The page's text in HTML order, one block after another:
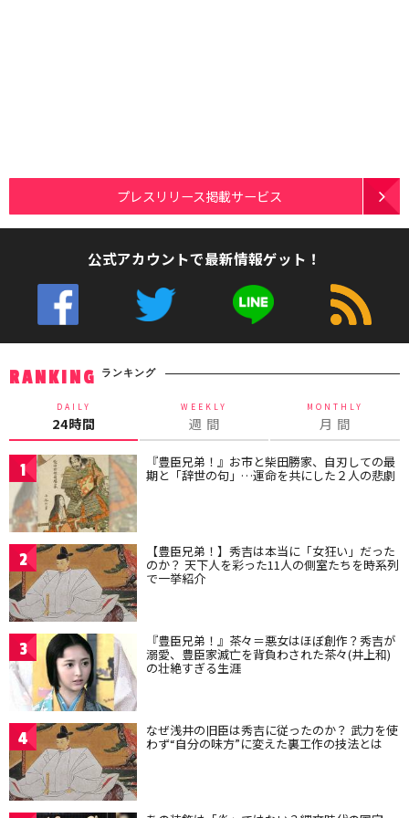
プレスリリース掲載サービス
公式アカウントで最新情報ゲット！
RANKING ランキング
DAILY
24時間
WEEKLY
週 間
MONTHLY
月 間
1 『豊臣兄弟！』お市と柴田勝家、自刃しての最
期と「辞世の句」…運命を共にした２人の悲劇
2 【豊臣兄弟！】秀吉は本当に「女狂い」だった
のか？ 天下人を彩った11人の側室たちを時系列
で一挙紹介
3 『豊臣兄弟！』茶々＝悪女はほぼ創作？秀吉が
溺愛、豊臣家滅亡を背負わされた茶々(井上和)
の壮絶すぎる生涯
4 なぜ浅井の旧臣は秀吉に従ったのか？ 武力を使
わず“自分の味方”に変えた裏工作の技法とは